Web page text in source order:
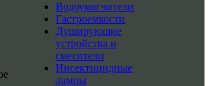
Водоумягчители
Гастроемкости
Душирующие
устройства и
смесители
Инсектицидные
лампы